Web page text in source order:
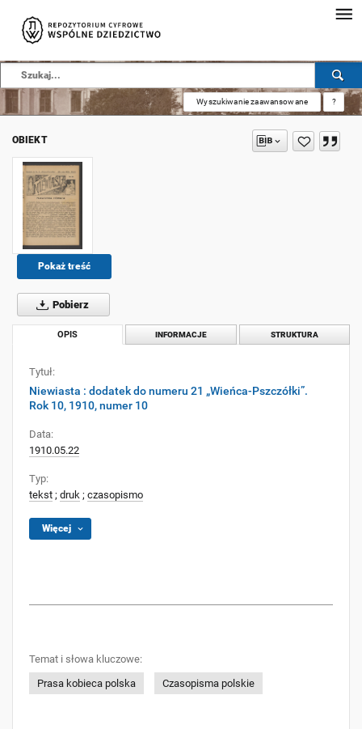
Wyszukiwanie zaawansowane ?
OBIEKT
Pokaż treść
Pobierz
OPIS INFORMACJE STRUKTURA
Tytuł:
Niewiasta : dodatek do numeru 21 „Wieńca-Pszczółki”.
Rok 10, 1910, numer 10
Data:
1910.05.22
Typ:
tekst ; druk ; czasopismo
Więcej
Temat i słowa kluczowe:
Prasa kobieca polska
Czasopisma polskie